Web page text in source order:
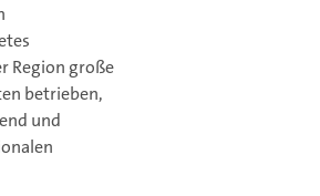
Region große
betrieben,
und